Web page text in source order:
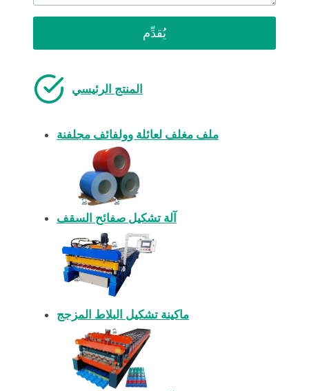
يُقدِّم
المنتج الرئيسي
ملف مغلف لعائلة وولفائف مجلفنة
آلة تشكيل صفائح السقف
ماكينة تشكيل البلاط المزجج